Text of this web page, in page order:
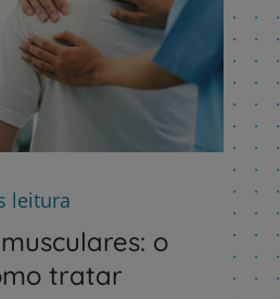
leitura
o
tratar